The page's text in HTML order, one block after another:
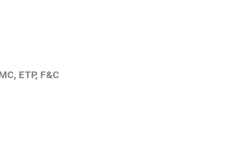
ETP, F&C